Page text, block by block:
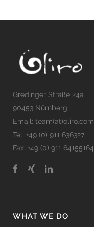
Gredinger Straße 24a
90453 Nürnberg
Email: team(at)oliro.com
Tel: +49 (0) 911 636327
Fax: +49 (0) 911 64155164
WHAT WE DO